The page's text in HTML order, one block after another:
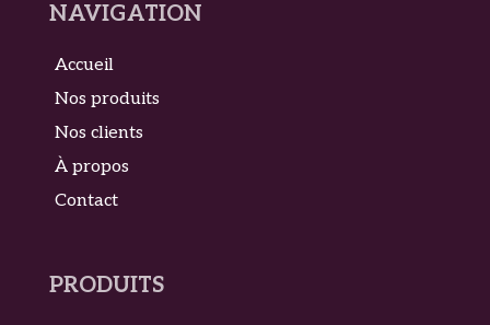
NAVIGATION
Accueil
Nos produits
Nos clients
À propos
Contact
PRODUITS